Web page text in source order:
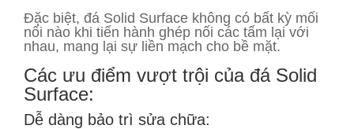
Đặc biệt, đá Solid Surface không có bất kỳ mối
nối nào khi tiến hành ghép nối các tấm lại với
nhau, mang lại sự liền mạch cho bề mặt.
Các ưu điểm vượt trội của đá Solid
Surface:
Dễ dàng bảo trì sửa chữa: